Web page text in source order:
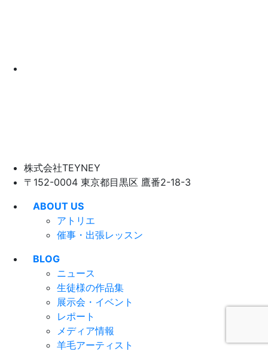
株式会社TEYNEY
〒152-0004 東京都目黒区 鷹番2-18-3
ABOUT US
アトリエ
催事・出張レッスン
BLOG
ニュース
生徒様の作品集
展示会・イベント
レポート
メディア情報
羊毛アーティスト